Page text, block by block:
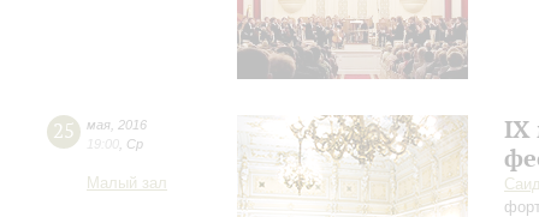
25 мая 2016
19:00 Ср
Малый зал
IX